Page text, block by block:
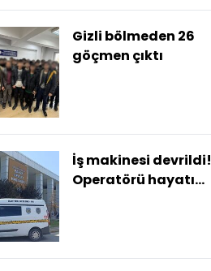
Gizli bölmeden 26
göçmen çıktı
İş makinesi devrildi!
Operatörü hayatını